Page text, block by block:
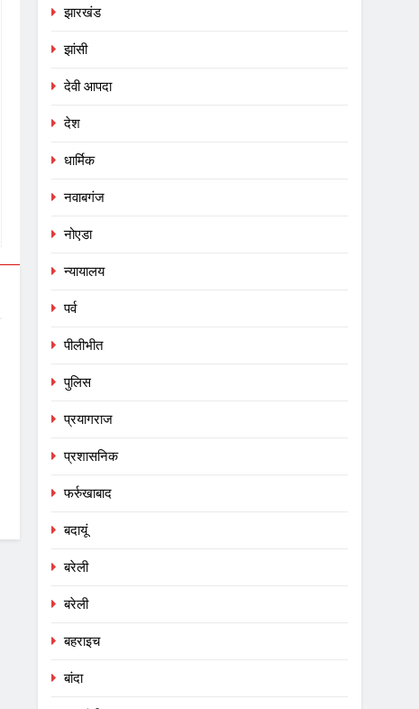
झारखंड
झांसी
देवी आपदा
देश
धार्मिक
नवाबगंज
नोएडा
न्यायालय
पर्व
पीलीभीत
पुलिस
प्रयागराज
प्रशासनिक
फर्रुखाबाद
बदायूं
बरेली
बरेली
बहराइच
बांदा